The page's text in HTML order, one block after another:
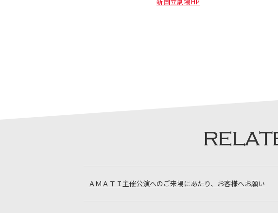
ＡＭＡＴＩ主催公演へのご来場にあたり、お客様へお願い